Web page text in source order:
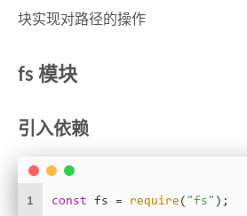
块实现对路径的操作
fs 模块
引入依赖
1 const fs = require ( "fs" );